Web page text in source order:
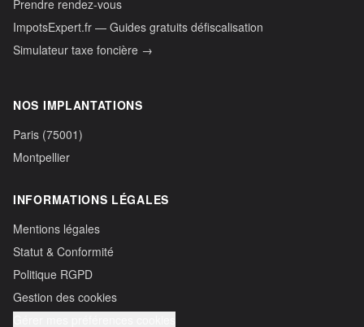
Prendre rendez-vous
ImpotsExpert.fr — Guides gratuits défiscalisation
Simulateur taxe foncière →
NOS IMPLANTATIONS
Paris (75001)
Montpellier
INFORMATIONS LÉGALES
Mentions légales
Statut & Conformité
Politique RGPD
Gestion des cookies